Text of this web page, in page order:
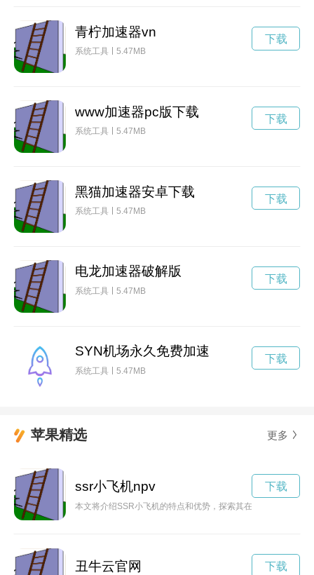
青柠加速器vn
系统工具 5.47MB
下载
www加速器pc版下载
系统工具 5.47MB
下载
黑猫加速器安卓下载
系统工具 5.47MB
下载
电龙加速器破解版
系统工具 5.47MB
下载
SYN机场永久免费加速
系统工具 5.47MB
下载
苹果精选 更多
ssr小飞机npv
本文将介绍SSR小飞机的特点和优势，探索其在航空领域带来的
下载
丑牛云官网 下载